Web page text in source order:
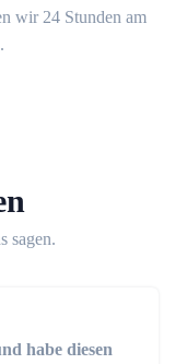
wir 24 Stunden am
sagen.
habe diesen